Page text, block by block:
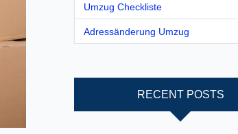
Umzug Checkliste
Adressänderung Umzug
RECENT POSTS